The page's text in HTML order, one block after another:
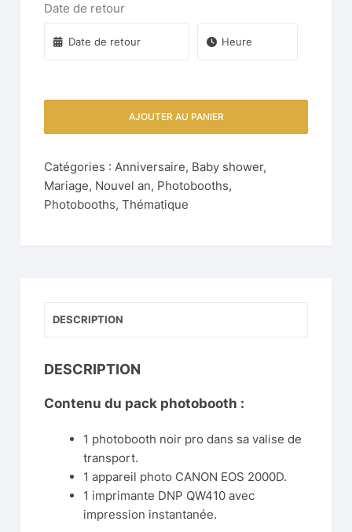
Date de retour
AJOUTER AU PANIER
Catégories : Anniversaire, Baby shower,
Mariage, Nouvel an, Photobooths,
Photobooths, Thématique
DESCRIPTION
DESCRIPTION
Contenu du pack photobooth :
1 photobooth noir pro dans sa valise de
transport.
1 appareil photo CANON EOS 2000D.
1 imprimante DNP QW410 avec
impression instantanée.